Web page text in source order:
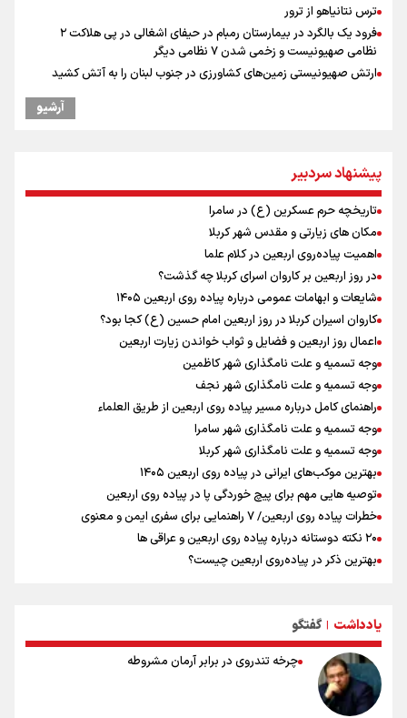
ترس نتانیاهو از ترور
فرود یک بالگرد در بیمارستان رمبام در حیفای اشغالی در پی هلاکت ۲
نظامی صهیونیست و زخمی شدن ۷ نظامی دیگر
ارتش صهیونیستی زمین‌های کشاورزی در جنوب لبنان را به آتش کشید
پزشکیان: سخت‌ترین شرایط ممکن پس از انقلاب را تجربه میکنیم/ اگر تا
امروز مانده‌ایم بخاطر همه‌ مردم نجیب ایران بوده است/ رهبر شهید مثل
خبرنگاران ایلامی
بازگشت روان دو میلیون و هشتصد هزار زائر اربعین از مرزهای شش‌گانه
چه کسی باید قیمت‌ها را تعیین کند؟
زائران اربعین حسینی در مرز تمرچین
ایران آقای بلامنازع تنگه هرمز
وزیر خارجه مصر: رژیم اسراییل بدون تامین حقوق مشروع مردم فلسطین
امنیت نخواهد داشت
تصاویری از آتش زدن درختان زیتون فلسطینیان به دست صهیونیستها
آرشیو
پیشنهاد سردبیر
تاریخچه حرم عسکرین (ع) در سامرا
مکان های زیارتی و مقدس شهر کربلا
اهمیت پیاده‌روی اربعین در کلام علما
در روز اربعین بر کاروان اسرای کربلا چه گذشت؟
شایعات و ابهامات عمومی درباره پیاده روی اربعین ۱۴۰۵
کاروان اسیران کربلا در روز اربعین امام حسین (ع) کجا بود؟
اعمال روز اربعین و فضایل و ثواب خواندن زیارت اربعین
وجه تسمیه و علت نامگذاری شهر کاظمین
وجه تسمیه و علت نامگذاری شهر نجف
راهنمای کامل درباره مسیر پیاده روی اربعین از طریق العلماء
وجه تسمیه و علت نامگذاری شهر سامرا
وجه تسمیه و علت نامگذاری شهر کربلا
بهترین موکب‌های ایرانی در پیاده روی اربعین ۱۴۰۵
توصیه هایی مهم برای پیچ خوردگی پا در پیاده روی اربعین
خطرات پیاده روی اربعین/ ۷ راهنمایی برای سفری ایمن و معنوی
۲۰ نکته دوستانه درباره پیاده روی اربعین و عراقی ها
بهترین ذکر در پیاده‌روی اربعین چیست؟
نکاتی مهم برای حفظ سلامت در پیاده روی اربعین
یادداشت | گفتگو
چرخه تندروی در برابر آرمان مشروطه